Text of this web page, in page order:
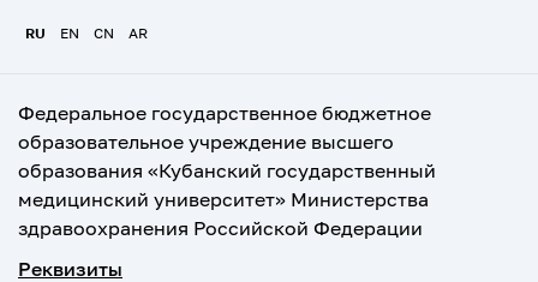
RU EN CN AR
Федеральное государственное бюджетное
образовательное учреждение высшего
образования «Кубанский государственный
медицинский университет» Министерства
здравоохранения Российской Федерации
Реквизиты